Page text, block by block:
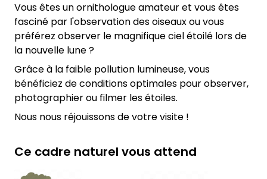
Vous êtes un ornithologue amateur et vous êtes
fasciné par l'observation des oiseaux ou vous
préférez observer le magnifique ciel étoilé lors de
la nouvelle lune ?
Grâce à la faible pollution lumineuse, vous
bénéficiez de conditions optimales pour observer,
photographier ou filmer les étoiles.
Nous nous réjouissons de votre visite !
Ce cadre naturel vous attend